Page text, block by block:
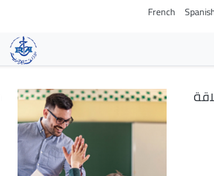
French